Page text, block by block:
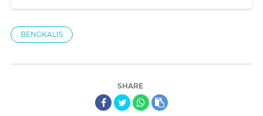
BENGKALIS
SHARE